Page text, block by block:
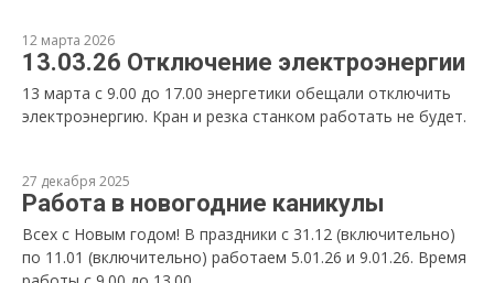
12 марта 2026
13.03.26 Отключение электроэнергии
13 марта с 9.00 до 17.00 энергетики обещали отключить
электроэнергию. Кран и резка станком работать не будет.
27 декабря 2025
Работа в новогодние каникулы
Всех с Новым годом! В праздники с 31.12 (включительно)
по 11.01 (включительно) работаем 5.01.26 и 9.01.26. Время